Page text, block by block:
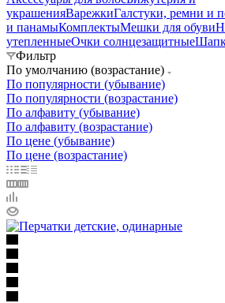
украшенияВарежкиГалстуки, ремни и
и панамыКомплектыМешки для обуви
утепленныеОчки солнцезащитные
Фильтр
По умолчанию (возрастание)
По популярности (убывание)
По популярности (возрастание)
По алфавиту (убывание)
По алфавиту (возрастание)
По цене (убывание)
По цене (возрастание)